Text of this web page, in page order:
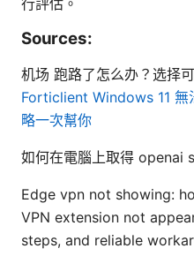
Sources:
机场 跑路了怎么办？选择
Forticlient Windows 11 無
略一次幫你
如何在電腦上取得 openai
Edge vpn not showing:
VPN extension not
steps, and reliable